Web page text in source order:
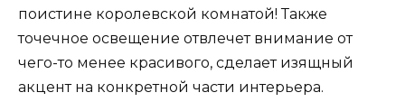
поистине королевской комнатой! Также
точечное освещение отвлечет внимание от
чего-то менее красивого, сделает изящный
акцент на конкретной части интерьера.